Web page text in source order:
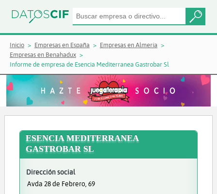
Inicio Empresas en España
Empresas en Almería
Empresas en Benahadux
Informe de empresa de Esencia Mediterranea Gastrobar Sl
ESENCIA MEDITERRANEA
GASTROBAR SL
Dirección social
Avda 28 de Febrero, 69